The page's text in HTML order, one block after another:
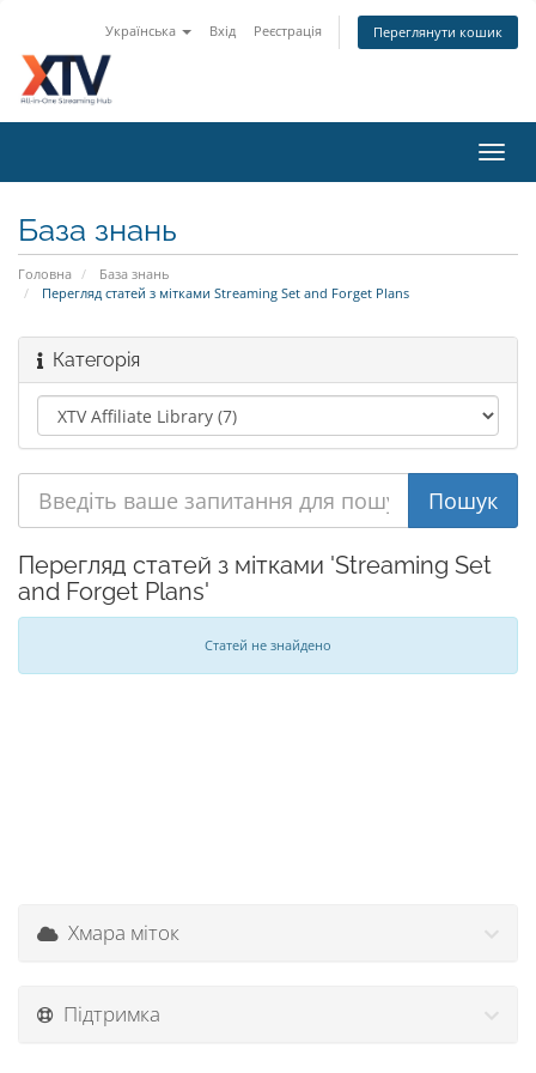
Українська Вхід Реєстрація Переглянути кошик
База знань
Головна
База знань
Перегляд статей з мітками Streaming Set and Forget Plans
Категорія
Перегляд статей з мітками 'Streaming Set
and Forget Plans'
Статей не знайдено
Хмара міток
Підтримка